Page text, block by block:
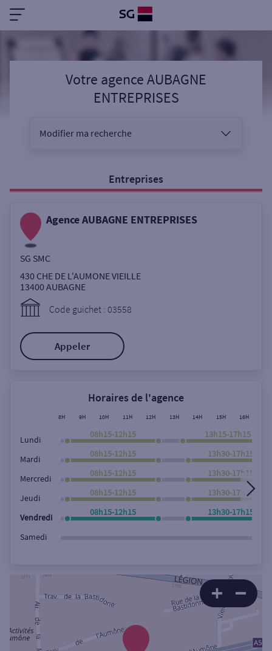
Votre agence AUBAGNE
ENTREPRISES
Modifier ma recherche
Sélectionnez votre recherche
Ouverte le samedi
ou
Ville / Code postal
Rue
Entreprises
Agence AUBAGNE ENTREPRISES
SG SMC
430 CHE DE L'AUMONE VIEILLE
13400AUBAGNE
Code guichet : 03558
Appeler
Horaires de l'agence
8H 9H 10H 11H 12H 13H 14H 15H 16H
Lundi
08h15-12h15 13h15-17h15
Mardi
08h15-12h15 13h30-17h15
Mercredi
08h15-12h15 13h30-17h15
Jeudi
08h15-12h15 13h30-17h15
Vendredi
08h15-12h15 13h30-17h15
Samedi